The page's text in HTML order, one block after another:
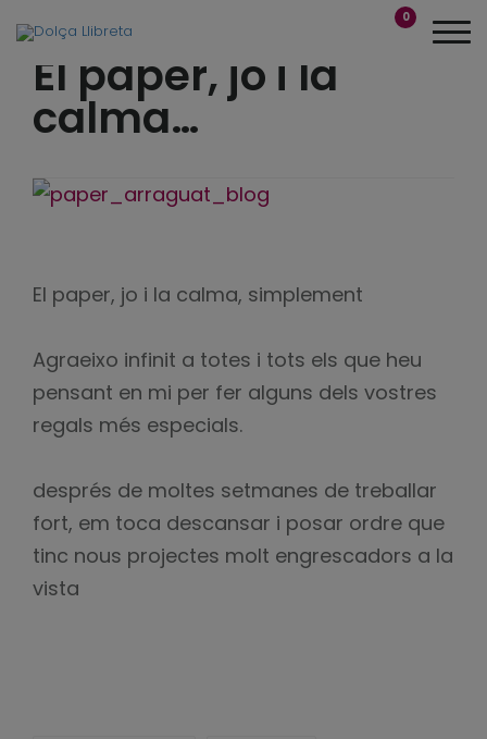
0
El paper, jo i la
calma…
El paper, jo i la calma, simplement
Agraeixo infinit a totes i tots els que heu
pensant en mi per fer alguns dels vostres
regals més especials.
després de moltes setmanes de treballar
fort, em toca descansar i posar ordre que
tinc nous projectes molt engrescadors a la
vista